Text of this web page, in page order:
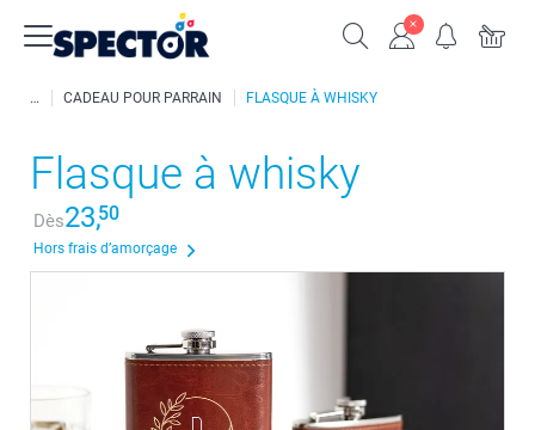
CADEAU POUR PARRAIN FLASQUE À WHISKY
Flasque à whisky
Dès23,50
Hors frais d’amorçage